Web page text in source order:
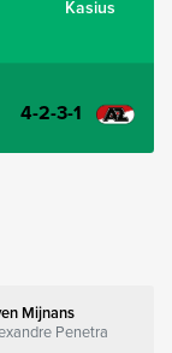
Kasius
4-2-3-1
Mijnans
Penetra